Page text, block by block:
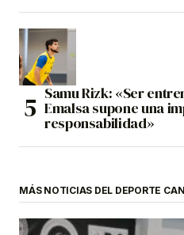
Samu Rizk: «Ser
Emalsa supone una
responsabilidad»
MÁS NOTICIAS DEL DEPORTE